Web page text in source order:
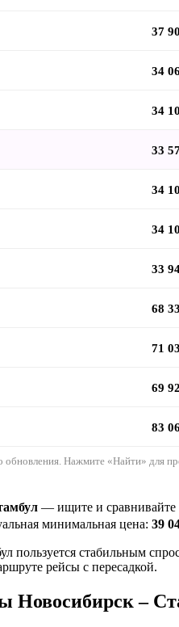
37
34
34
33
34
34
33
68
71
69
83
обновления. Нажмите «Найти» для
— ищите и сравнивайте
минимальная цена: 39
пользуется стабильным
рейсы с пересадкой.
Новосибирск –